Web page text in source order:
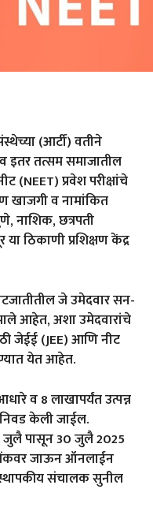
(आर्टी) वतीने
इतर तत्सम समाजातील
(NEET) प्रवेश परीक्षांचे
खाजगी व नामांकित
नाशिक, छत्रपती
ठिकाणी प्रशिक्षण केंद्र
जे उमेदवार सन-
झाले आहेत, अशा उमेदवारांचे
जेईई (JEE) आणि नीट
येत आहेत.
व 8 लाखापर्यंत उत्पन्न
केली जाईल.
1 जुलै पासून 30 जुलै 2025
जाऊन ऑनलाईन
संचालक सुनील